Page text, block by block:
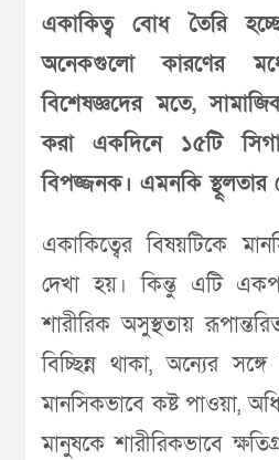
একাকিত্ব বোধ তৈরি
অনেকগুলো কারণের
বিশেষজ্ঞদের মতে,
করা একদিনে ১৫টি
বিপজ্জনক। এমনকি স্থূলতার
একাকিত্বের বিষয়টিকে
দেখা হয়। কিন্তু এটি
শারীরিক অসুস্থতায়
বিচ্ছিন্ন থাকা, অন্যের
মানসিকভাবে কষ্ট পাওয়া,
মানুষকে শারীরিকভাবে